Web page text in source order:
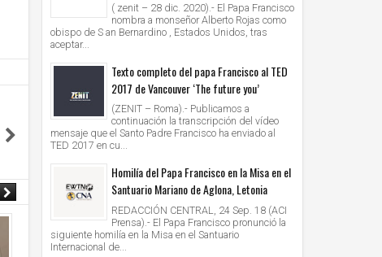
( zenit – 28 dic. 2020).- El Papa Francisco
nombra a monseñor Alberto Rojas como
obispo de S an Bernardino , Estados Unidos, tras
aceptar...
Texto completo del papa Francisco al TED
2017 de Vancouver ‘The future you’
(ZENIT – Roma).- Publicamos a
continuación la transcripción del vídeo
mensaje que el Santo Padre Francisco ha enviado al
TED 2017 en cu...
Homilía del Papa Francisco en la Misa en el
Santuario Mariano de Aglona, Letonia
REDACCIÓN CENTRAL, 24 Sep. 18 (ACI
Prensa).- El Papa Francisco pronunció la
siguiente homilía en la Misa en el Santuario
Internacional de...